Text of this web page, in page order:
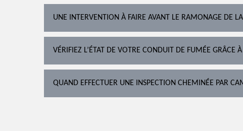
UNE INTERVENTION À FAIRE AVANT LE RAMONAGE DE
VÉRIFIEZ L’ÉTAT DE VOTRE CONDUIT DE FUMÉE GRÂCE
QUAND EFFECTUER UNE INSPECTION CHEMINÉE PAR